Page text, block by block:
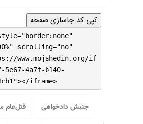
کپی کد جاسازی صفحه
scrolling="no"
www.mojahedin.org/if
5e67-4a7f-b140-
iframe>
جنبش دادخواهی قتل‌عام